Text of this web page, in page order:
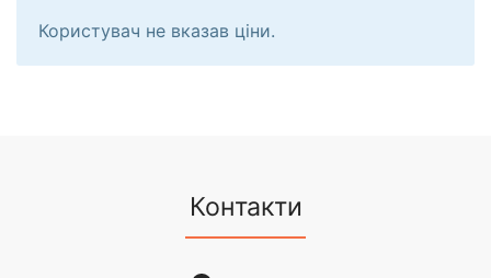
Користувач не вказав ціни.
Контакти